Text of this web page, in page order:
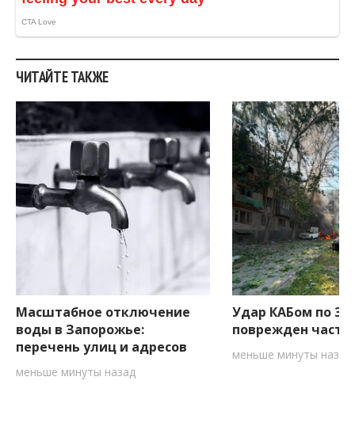
ЧИТАЙТЕ ТАКЖЕ
Масштабное отключение
воды в Запорожье:
перечень улиц и адресов
меньше минуты назад
Удар КАБом по
поврежден
меньше минуты назад